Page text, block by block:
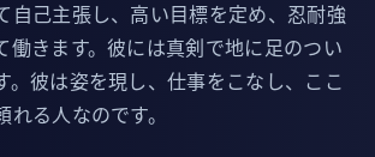
自己主張し、高い目標を定め、忍耐強
働きます。彼には真剣で地に足のつい
。彼は姿を現し、仕事をこなし、ここ
る人なのです。